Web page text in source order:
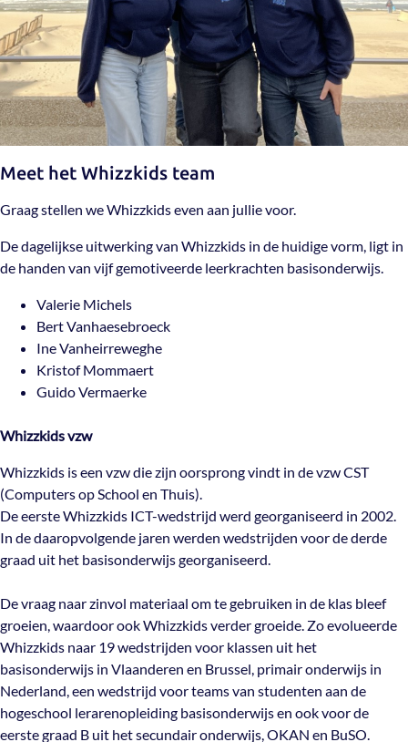
Meet het Whizzkids team
Graag stellen we Whizzkids even aan jullie voor.
De dagelijkse uitwerking van Whizzkids in de huidige vorm, ligt in
de handen van vijf gemotiveerde leerkrachten basisonderwijs.
Valerie Michels
Bert Vanhaesebroeck
Ine Vanheirreweghe
Kristof Mommaert
Guido Vermaerke
Whizzkids vzw
Whizzkids is een vzw die zijn oorsprong vindt in de vzw CST
(Computers op School en Thuis).
De eerste Whizzkids ICT-wedstrijd werd georganiseerd in 2002.
In de daaropvolgende jaren werden wedstrijden voor de derde
graad uit het basisonderwijs georganiseerd.
De vraag naar zinvol materiaal om te gebruiken in de klas bleef
groeien, waardoor ook Whizzkids verder groeide. Zo evolueerde
Whizzkids naar 19 wedstrijden voor klassen uit het
basisonderwijs in Vlaanderen en Brussel, primair onderwijs in
Nederland, een wedstrijd voor teams van studenten aan de
hogeschool lerarenopleiding basisonderwijs en ook voor de
eerste graad B uit het secundair onderwijs, OKAN en BuSO.